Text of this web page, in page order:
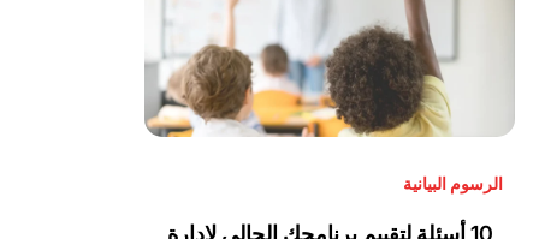
الرسوم البيانية
10 أسئلة لتقييم برنامجك الحالي لإدارة